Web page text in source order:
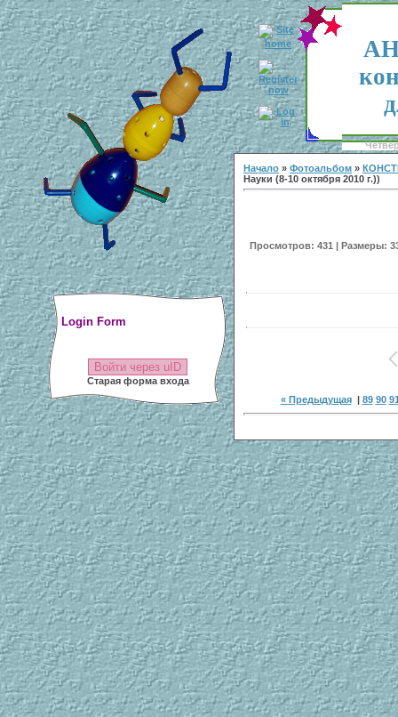
Login Form
Войти через uID
Старая форма входа
Начало » Фотоальбом »
Науки (8-10 октября 2010 г.))
Просмотров: 431 | Размеры:
« Предыдущая| 89 90